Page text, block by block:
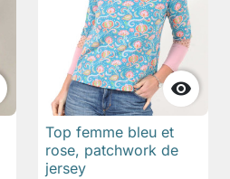

Top femme bleu et
rose, patchwork de
jersey